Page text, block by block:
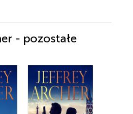
- pozostałe